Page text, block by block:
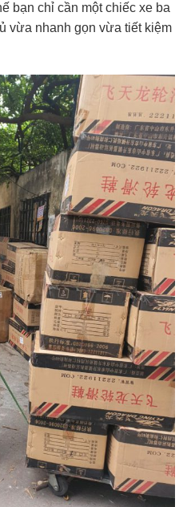
bạn chỉ cần một chiếc xe ba
vừa nhanh gọn vừa tiết kiệm